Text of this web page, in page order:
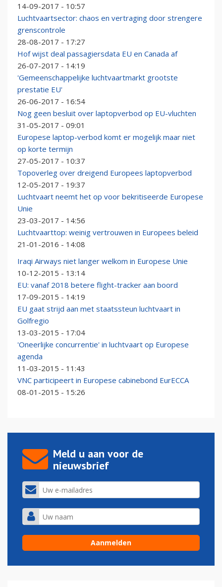
14-09-2017 - 10:57
Luchtvaartsector: chaos en vertraging door strengere
grenscontrole
28-08-2017 - 17:27
Hof wijst deal passagiersdata EU en Canada af
26-07-2017 - 14:19
'Gemeenschappelijke luchtvaartmarkt grootste
prestatie EU'
26-06-2017 - 16:54
Nog geen besluit over laptopverbod op EU-vluchten
31-05-2017 - 09:01
Europese laptop-verbod komt er mogelijk maar niet
op korte termijn
27-05-2017 - 10:37
Topoverleg over dreigend Europees laptopverbod
12-05-2017 - 19:37
Luchtvaart neemt het op voor bekritiseerde Europese
Unie
23-03-2017 - 14:56
Luchtvaarttop: weinig vertrouwen in Europees beleid
21-01-2016 - 14:08
Iraqi Airways niet langer welkom in Europese Unie
10-12-2015 - 13:14
EU: vanaf 2018 betere flight-tracker aan boord
17-09-2015 - 14:19
EU gaat strijd aan met staatssteun luchtvaart in
Golfregio
13-03-2015 - 17:04
'Oneerlijke concurrentie' in luchtvaart op Europese
agenda
11-03-2015 - 11:43
VNC participeert in Europese cabinebond EurECCA
08-01-2015 - 15:26
Meld u aan voor de
nieuwsbrief